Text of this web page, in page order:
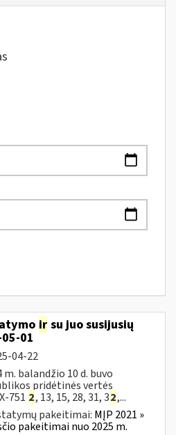
ir su juo susijusių
01
04-22
balandžio 10 d. buvo
pridėtinės vertės
751 2, 13, 15, 28, 31, 32,...
pakeitimai: MĮP 2021 »
pakeitimai nuo 2025 m.